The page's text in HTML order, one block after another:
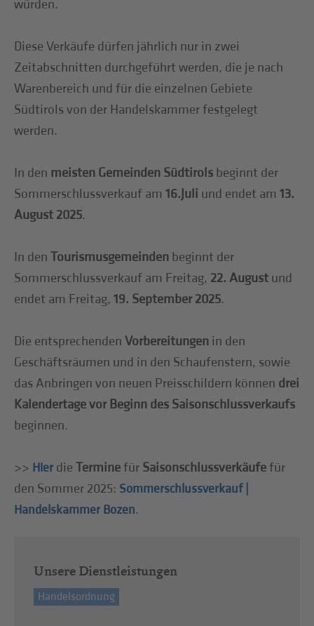
würden.
Diese Verkäufe dürfen jährlich nur in zwei
Zeitabschnitten durchgeführt werden, die je nach
Warenbereich und für die einzelnen Gebiete
Südtirols von der Handelskammer festgelegt
werden.
In den meisten Gemeinden Südtirols beginnt der
Sommerschlussverkauf am16.Juli und endet am13.
August 2025.
In denTourismusgemeinden beginnt der
Sommerschlussverkauf am Freitag, 22. August und
endet am Freitag,19. September 2025.
Die entsprechendenVorbereitungen in den
Geschäftsräumen und in den Schaufenstern, sowie
das Anbringen von neuen Preisschildern können drei
Kalendertage vor Beginn des Saisonschlussverkaufs
beginnen.
>> Hier dieTerminefür Saisonschlussverkäufefür
den Sommer 2025: Sommerschlussverkauf |
Handelskammer Bozen.
Unsere Dienstleistungen
Handelsordnung